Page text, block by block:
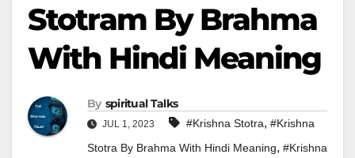
Stotram By Brahma
With Hindi Meaning
By Spiritual Talks
JUL 1, 2023 #krishna Stotra, #Krishna
Stotra By Brahma With Hindi Meaning, #Krishna